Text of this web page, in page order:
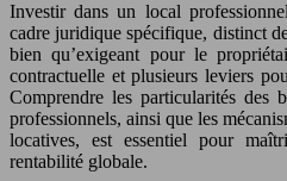
Investir dans un local
cadre juridique spécifique, distinct
bien qu’exigeant pour le
contractuelle et plusieurs leviers
Comprendre les particularités des
professionnels, ainsi que les
locatives, est essentiel pour
rentabilité globale.